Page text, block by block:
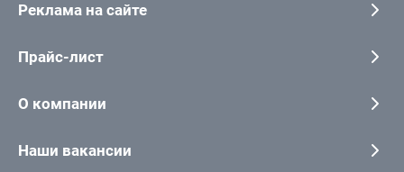
Реклама на сайте
Прайс-лист
О компании
Наши вакансии